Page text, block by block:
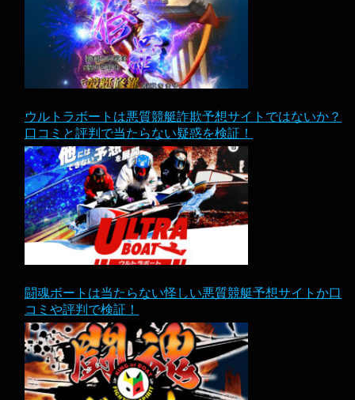
ウルトラボートは悪質競艇詐欺予想サイトではないか？
口コミと評判で当たらない疑惑を検証！
闘魂ボートは当たらない怪しい悪質競艇予想サイトか口
コミや評判で検証！